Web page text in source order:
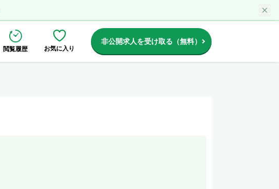
閲覧履歴 お気に入り
非公開求人を受け取る（無料）